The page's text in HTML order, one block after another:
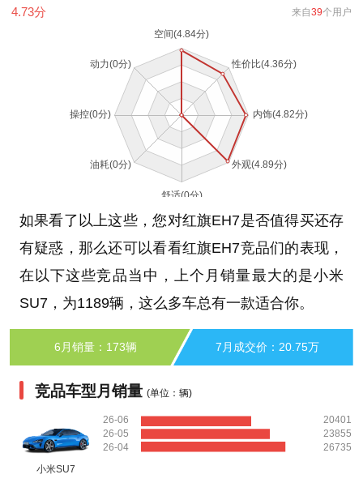
4.73分 来自39个用户
如果看了以上这些，您对红旗EH7是否值得买还存
有疑惑，那么还可以看看红旗EH7竞品们的表现，
在以下这些竞品当中，上个月销量最大的是小米
SU7，为1189辆，这么多车总有一款适合你。
6月销量：173辆 7月成交价：20.75万
竞品车型月销量 (单位：辆)
小米SU7
26-06
26-05
26-04
20401
23855
26735